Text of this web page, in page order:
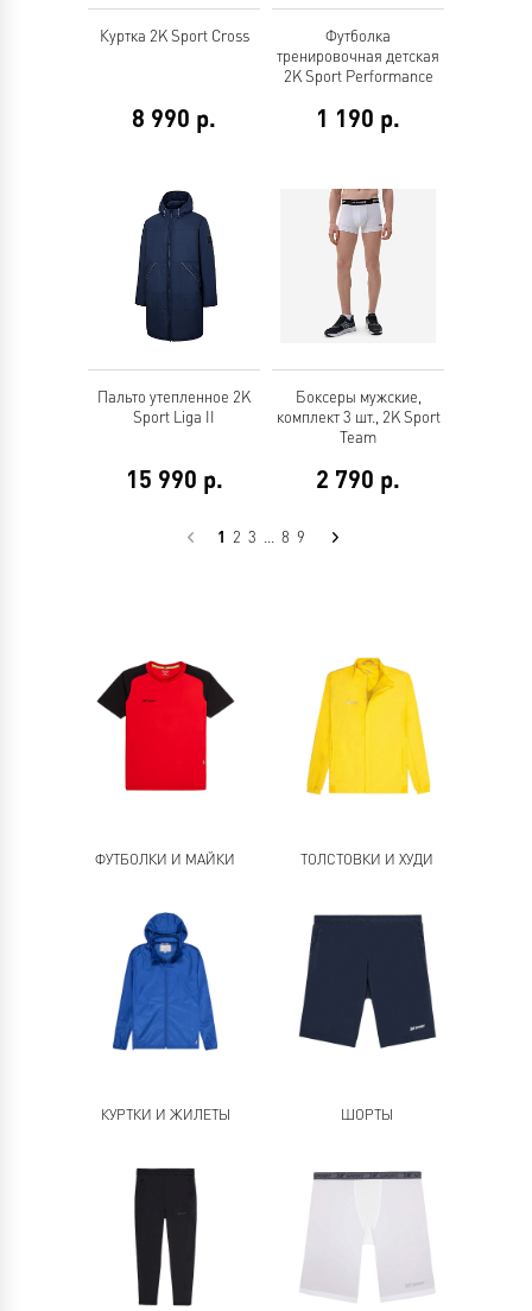
Куртка 2K Sport Cross
8 990 р.
Футболка
тренировочная детская
2K Sport Performance
1 190 р.
Пальто утепленное 2K
Sport Liga II
15 990 р.
Боксеры мужские,
комплект 3 шт., 2K Sport
Team
2 790 р.
1 2 3 8 9
ФУТБОЛКИ И МАЙКИ ТОЛСТОВКИ И ХУДИ
КУРТКИ И ЖИЛЕТЫ ШОРТЫ